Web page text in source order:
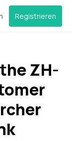
Registrieren
ZH-